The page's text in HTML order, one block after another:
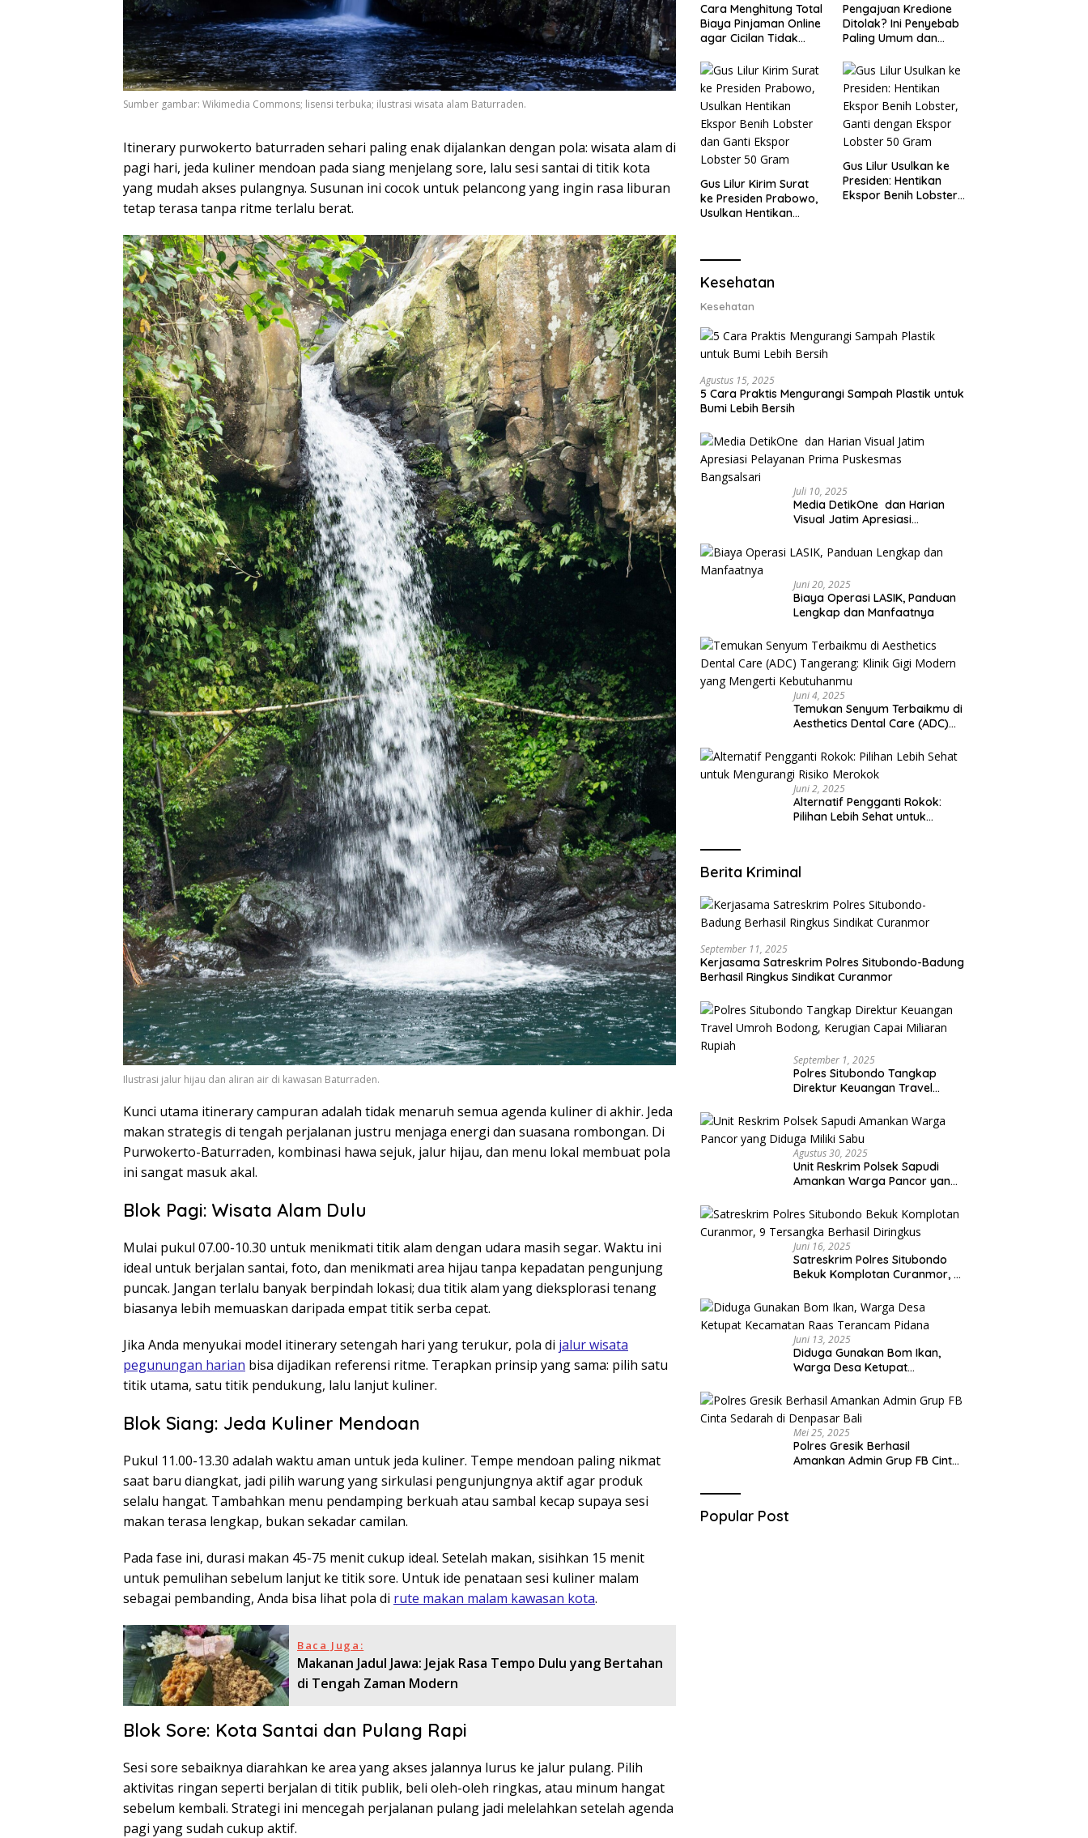
Sumber gambar: Wikimedia Commons; lisensi terbuka; ilustrasi wisata alam Baturraden.
Itinerary purwokerto baturraden sehari paling enak dijalankan dengan pola: wisata alam di
pagi hari, jeda kuliner mendoan pada siang menjelang sore, lalu sesi santai di titik kota
yang mudah akses pulangnya. Susunan ini cocok untuk pelancong yang ingin rasa liburan
tetap terasa tanpa ritme terlalu berat.
Ilustrasi jalur hijau dan aliran air di kawasan Baturraden.
Kunci utama itinerary campuran adalah tidak menaruh semua agenda kuliner di akhir. Jeda
makan strategis di tengah perjalanan justru menjaga energi dan suasana rombongan. Di
Purwokerto-Baturraden, kombinasi hawa sejuk, jalur hijau, dan menu lokal membuat pola
ini sangat masuk akal.
Blok Pagi: Wisata Alam Dulu
Mulai pukul 07.00-10.30 untuk menikmati titik alam dengan udara masih segar. Waktu ini
ideal untuk berjalan santai, foto, dan menikmati area hijau tanpa kepadatan pengunjung
puncak. Jangan terlalu banyak berpindah lokasi; dua titik alam yang dieksplorasi tenang
biasanya lebih memuaskan daripada empat titik serba cepat.
Jika Anda menyukai model itinerary setengah hari yang terukur, pola di jalur wisata
pegunungan harian bisa dijadikan referensi ritme. Terapkan prinsip yang sama: pilih satu
titik utama, satu titik pendukung, lalu lanjut kuliner.
Blok Siang: Jeda Kuliner Mendoan
Pukul 11.00-13.30 adalah waktu aman untuk jeda kuliner. Tempe mendoan paling nikmat
saat baru diangkat, jadi pilih warung yang sirkulasi pengunjungnya aktif agar produk
selalu hangat. Tambahkan menu pendamping berkuah atau sambal kecap supaya sesi
makan terasa lengkap, bukan sekadar camilan.
Pada fase ini, durasi makan 45-75 menit cukup ideal. Setelah makan, sisihkan 15 menit
untuk pemulihan sebelum lanjut ke titik sore. Untuk ide penataan sesi kuliner malam
sebagai pembanding, Anda bisa lihat pola di rute makan malam kawasan kota.
Baca Juga:
Makanan Jadul Jawa: Jejak Rasa Tempo Dulu yang Bertahan
di Tengah Zaman Modern
Blok Sore: Kota Santai dan Pulang Rapi
Sesi sore sebaiknya diarahkan ke area yang akses jalannya lurus ke jalur pulang. Pilih
aktivitas ringan seperti berjalan di titik publik, beli oleh-oleh ringkas, atau minum hangat
sebelum kembali. Strategi ini mencegah perjalanan pulang jadi melelahkan setelah agenda
pagi yang sudah cukup aktif.
Cara Menghitung Total
Biaya Pinjaman Online
agar Cicilan Tidak
Pengajuan Kredione
Ditolak? Ini Penyebab
Paling Umum dan
Gus Lilur Kirim Surat
ke Presiden Prabowo,
Usulkan Hentikan
Lobster 50 Gram
Gus Lilur Usulkan ke
Presiden: Hentikan
Ekspor Benih Lobster,
Kesehatan
Kesehatan
Agustus 15, 2025
5 Cara Praktis Mengurangi Sampah Plastik untuk
Bumi Lebih Bersih
Juli 10, 2025
Media DetikOne dan Harian
Visual Jatim Apresiasi
Bangsalsari
Juni 20, 2025
Biaya Operasi LASIK, Panduan
Lengkap dan Manfaatnya
Juni 4, 2025
Temukan Senyum Terbaikmu di
Aesthetics Dental Care (ADC)
yang Mengerti Kebutuhanmu
Juni 2, 2025
Alternatif Pengganti Rokok:
Pilihan Lebih Sehat untuk
Berita Kriminal
September 11, 2025
Kerjasama Satreskrim Polres Situbondo-Badung
Berhasil Ringkus Sindikat Curanmor
September 1, 2025
Polres Situbondo Tangkap
Direktur Keuangan Travel
Capai Miliaran Rupiah
Agustus 30, 2025
Unit Reskrim Polsek Sapudi
Amankan Warga Pancor yang
Juni 16, 2025
Satreskrim Polres Situbondo
Bekuk Komplotan Curanmor, 9
Juni 13, 2025
Diduga Gunakan Bom Ikan,
Warga Desa Ketupat
Pidana
Mei 25, 2025
Polres Gresik Berhasil
Amankan Admin Grup FB Cinta
Popular Post